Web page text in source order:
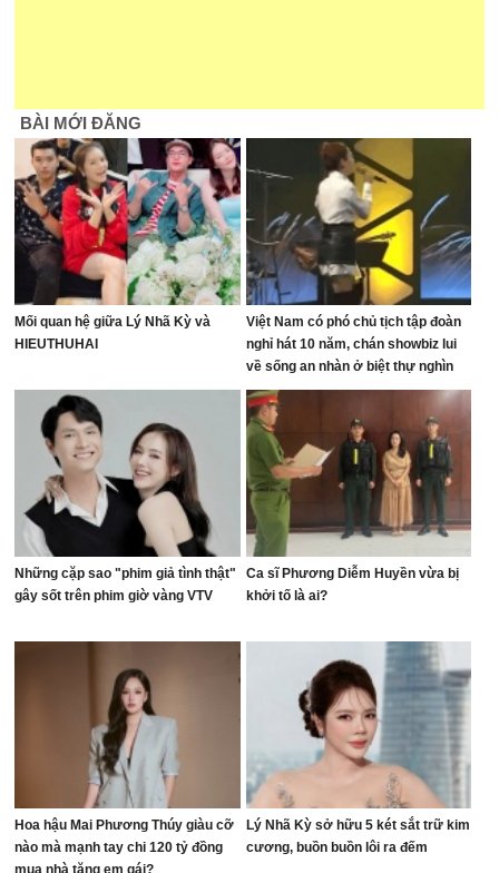
BÀI MỚI ĐĂNG
Mối quan hệ giữa Lý Nhã Kỳ và
HIEUTHUHAI
Việt Nam có phó chủ tịch tập đoàn
nghỉ hát 10 năm, chán showbiz lui
về sống an nhàn ở biệt thự nghìn
mét vuông
Những cặp sao "phim giả tình thật"
gây sốt trên phim giờ vàng VTV
Ca sĩ Phương Diễm Huyền vừa bị
khởi tố là ai?
Hoa hậu Mai Phương Thúy giàu cỡ
nào mà mạnh tay chi 120 tỷ đồng
mua nhà tặng em gái?
Lý Nhã Kỳ sở hữu 5 két sắt trữ kim
cương, buồn buồn lôi ra đếm